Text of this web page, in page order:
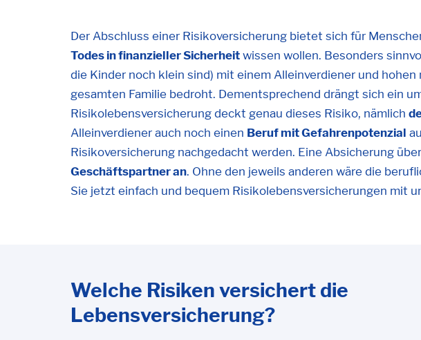
Der Abschluss einer Risikoversicherung bietet sich für
Todes in finanzieller Sicherheit wissen wollen. Besonders
die Kinder noch klein sind) mit einem Alleinverdiener und
gesamten Familie bedroht. Dementsprechend drängt sich ein
Risikolebensversicherung deckt genau dieses Risiko, nämlich
Alleinverdiener auch noch einen Beruf mit Gefahrenpotenzial
Risikoversicherung nachgedacht werden. Eine Absicherung
Geschäftspartner an. Ohne den jeweils anderen wäre die
Sie jetzt einfach und bequem Risikolebensversicherungen mit
Welche Risiken versichert die
Lebensversicherung?